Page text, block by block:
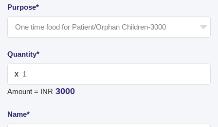
Purpose*
Quantity*
X
Amount = INR 3000
Name*